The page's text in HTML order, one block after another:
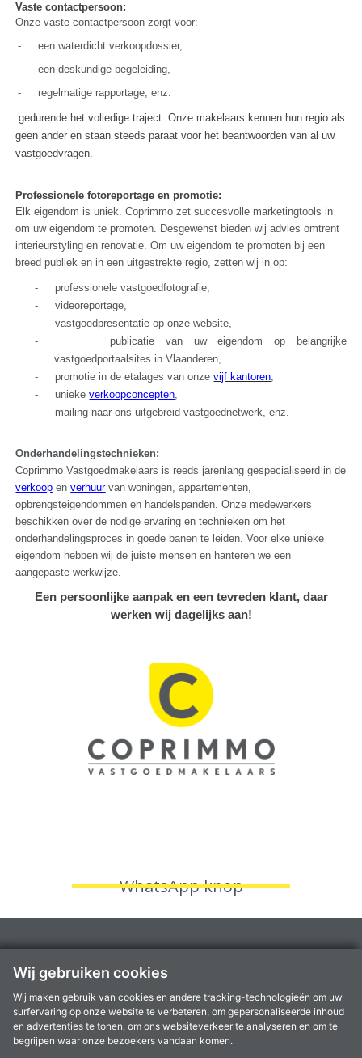
Wij gebruiken cookies
Wij maken gebruik van cookies en andere tracking-technologieën om uw
surfervaring op onze website te verbeteren, om gepersonaliseerde inhoud
en advertenties te tonen, om ons websiteverkeer te analyseren en om te
begrijpen waar onze bezoekers vandaan komen.
Vaste contactpersoon:
Onze vaste contactpersoon zorgt voor:
-
een waterdicht verkoopdossier,
-
een deskundige begeleiding,
-
regelmatige rapportage, enz.
gedurende het volledige traject.Onze makelaars kennen hun regio als
geen ander en staan steeds paraat voor het beantwoorden van al uw
vastgoedvragen.
Professionele fotoreportage en promotie:
Elk eigendom is uniek. Coprimmo zet succesvolle marketingtools in
om uw eigendom te promoten. Desgewenst bieden wij advies omtrent
interieurstyling en renovatie. Om uw eigendom te promoten bij een
breed publiek en in een uitgestrekte regio, zetten wij in op:
-
professionele vastgoedfotografie,
-
videoreportage,
-
vastgoedpresentatie op onze website,
-
publicatie van uw eigendom op belangrijke
vastgoedportaalsites in Vlaanderen,
-
promotie in de etalages van onzevijf kantoren,
-
uniekeverkoopconcepten,
-
mailing naar ons uitgebreid vastgoednetwerk, enz.
Onderhandelingstechnieken:
Coprimmo Vastgoedmakelaars is reeds jarenlang gespecialiseerd in de
verkoop enverhuurvan woningen, appartementen,
opbrengsteigendommen en handelspanden. Onze medewerkers
beschikken over de nodige ervaring en technieken om het
onderhandelingsproces in goede banen te leiden. Voor elke unieke
eigendom hebben wij de juiste mensen en hanteren we een
aangepaste werkwijze.
Een persoonlijke aanpak en een tevreden klant, daar
werken wij dagelijks aan!
WhatsApp knop
Fruithoflaan 1A, 2600 Berchem
info@coprimmo.be
03 449 49 77